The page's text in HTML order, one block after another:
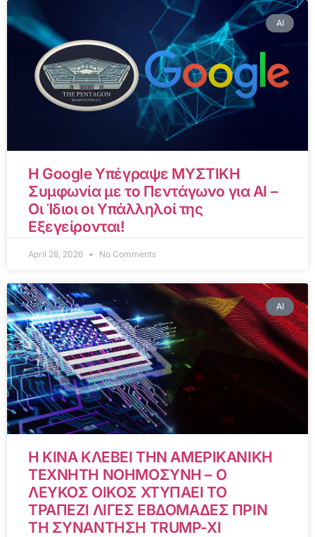
AI
Η Google Υπέγραψε ΜΥΣΤΙΚΗ
Συμφωνία με το Πεντάγωνο για AI –
Οι Ίδιοι οι Υπάλληλοί της
Εξεγείρονται!
April 28, 2026 No Comments
AI
Η ΚΙΝΑ ΚΛΕΒΕΙ ΤΗΝ ΑΜΕΡΙΚΑΝΙΚΗ
ΤΕΧΝΗΤΗ ΝΟΗΜΟΣΥΝΗ – Ο
ΛΕΥΚΟΣ ΟΙΚΟΣ ΧΤΥΠΑΕΙ ΤΟ
ΤΡΑΠΕΖΙ ΛΙΓΕΣ ΕΒΔΟΜΑΔΕΣ ΠΡΙΝ
ΤΗ ΣΥΝΑΝΤΗΣΗ TRUMP-XI